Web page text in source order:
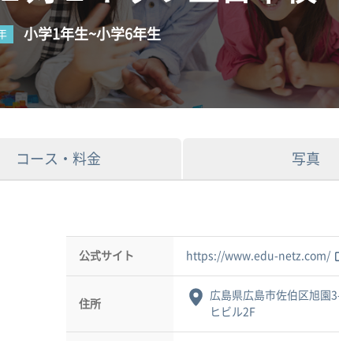
小学1年生~小学6年生
コース・料金 写真
公式サイト https://www.edu-netz.com/
住所
広島県広島市佐伯区旭園
ヒビル2F